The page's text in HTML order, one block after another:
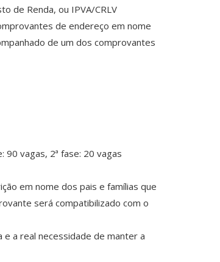
de Renda, ou IPVA/CRLV
de endereço em nome
de um dos comprovantes
90 vagas, 2ª fase: 20 vagas
em nome dos pais e famílias que
será compatibilizado com o
a real necessidade de manter a